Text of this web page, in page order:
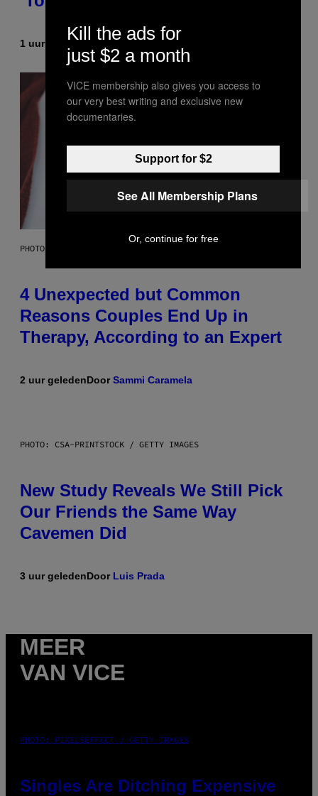
1 uur geledenDoor Haley Miller
PHOTO: GCSHUTTER / GETTY IMAGES
4 Unexpected but Common
Reasons Couples End Up in
Therapy, According to an Expert
2 uur geledenDoorSammi Caramela
PHOTO: CSA-PRINTSTOCK / GETTY IMAGES
New Study Reveals We Still Pick
Our Friends the Same Way
Cavemen Did
3 uur geledenDoor Luis Prada
MEER
VAN VICE
PHOTO: PIXELSEFFECT / GETTY IMAGES
Singles Are Ditching Expensive
Kill the ads for
just $2 a month
VICE membership also gives you access to
our very best writing and exclusive new
documentaries.
Support for $2
See All Membership Plans
Or, continue for free